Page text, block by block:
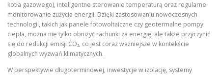
kotła gazowego), inteligentne sterowanie temperaturą oraz regularne
monitorowanie zużycia energii. Dzięki zastosowaniu nowoczesnych
technologii, takich jak panele fotowoltaiczne czy geotermalne pompy
ciepła, można nie tylko obniżyć rachunki za energię, ale także przyczynić
się do redukcji emisji CO₂, co jest coraz ważniejsze w kontekście
globalnych wyzwań klimatycznych.
W perspektywie długoterminowej, inwestycje w izolację, systemy